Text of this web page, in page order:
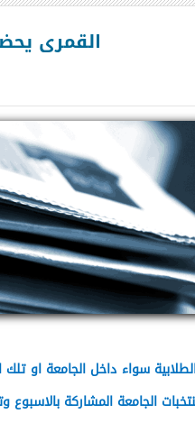
القمرى
سواء داخل الجامعة او